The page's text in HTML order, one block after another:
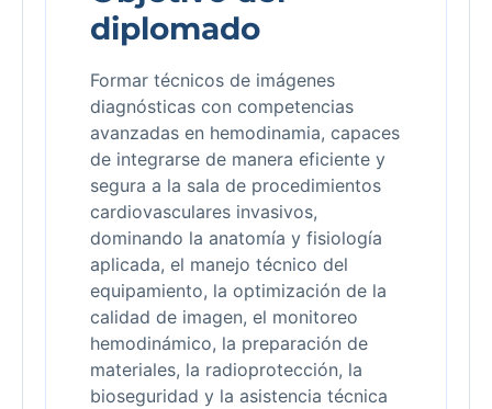
diplomado
Formar técnicos de imágenes
diagnósticas con competencias
avanzadas en hemodinamia, capaces
de integrarse de manera eficiente y
segura a la sala de procedimientos
cardiovasculares invasivos,
dominando la anatomía y fisiología
aplicada, el manejo técnico del
equipamiento, la optimización de la
calidad de imagen, el monitoreo
hemodinámico, la preparación de
materiales, la radioprotección, la
bioseguridad y la asistencia técnica